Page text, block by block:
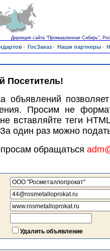
Дирекция сайта "Промышленная Сибирь",
· ГосЗаказ · Наши партнеры ·
Посетитель!
объявлений
Просим не
вставляйте теги
один раз можно
обращаться
Удалить объявление